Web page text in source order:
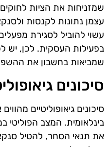
שמזניחות את הציות
עצמן נתונות לקנסות
עשוי להוביל לסגירת
בפעילות העסקית. לכן, יש
שמביאות בחשבון את
סיכונים
סיכונים גיאופוליטיים
בינלאומית. המצב הפוליטי
את תנאי הסחר, להטיל